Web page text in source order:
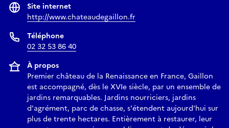
Site internet
http://www.chateaudegaillon.fr
Téléphone
02 32 53 86 40
À propos
Premier château de la Renaissance en France, Gaillon
est accompagné, dès le XVIe siècle, par un ensemble de
jardins remarquables. Jardins nourriciers, jardins
d'agrément, parc de chasse, s'étendent aujourd'hui sur
plus de trente hectares. Entièrement à restaurer, leur